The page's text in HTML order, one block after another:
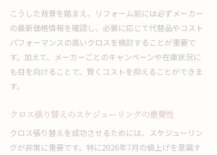
こうした背景を踏まえ、リフォーム前には必ずメーカー
の最新価格情報を確認し、必要に応じて代替品やコスト
パフォーマンスの高いクロスを検討することが重要で
す。加えて、メーカーごとのキャンペーンや在庫状況に
も目を向けることで、賢くコストを抑えることができま
す。
クロス張り替えのスケジューリングの重要性
クロス張り替えを成功させるためには、スケジューリン
グが非常に重要です。特に2026年7月の値上げを意識す